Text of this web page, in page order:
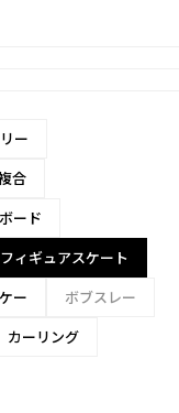
ー
合
ード
ィギュアスケート
ー
ボブスレー
カーリング